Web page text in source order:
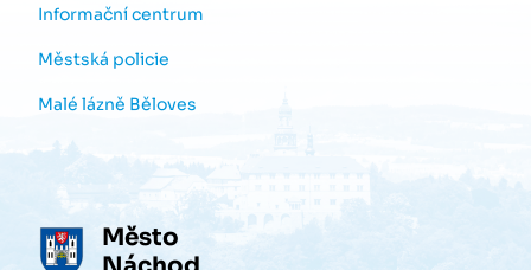
Informační centrum
Městská policie
Malé lázně Běloves
Město